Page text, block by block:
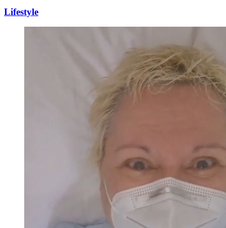
Lifestyle